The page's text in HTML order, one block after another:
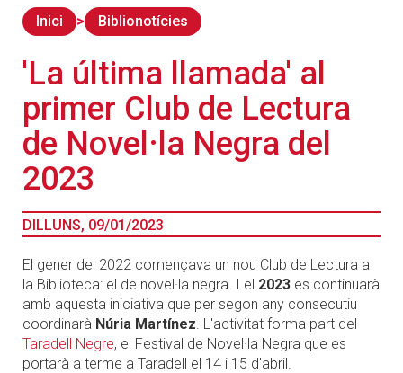
Inici Biblionotícies
'La última llamada' al
primer Club de Lectura
de Novel·la Negra del
2023
DILLUNS, 09/01/2023
El gener del 2022 començava un nou Club de Lectura a
la Biblioteca: el de novel·la negra. I el 2023 es continuarà
amb aquesta iniciativa que per segon any consecutiu
coordinarà Núria Martínez . L'activitat forma part del
Taradell Negre, el Festival de Novel·la Negra que es
portarà a terme a Taradell el 14 i 15 d'abril.